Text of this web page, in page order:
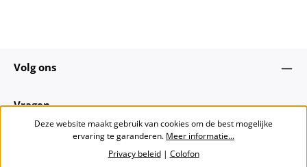
Volg ons
Vragen
Deze website maakt gebruik van cookies om de best mogelijke
ervaring te garanderen. Meer informatie...
Privacy beleid| Colofon